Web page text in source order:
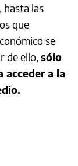
hasta las
que
se
de ello, sólo
acceder a la